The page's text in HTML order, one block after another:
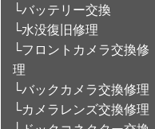
└バッテリー交換
└水没復旧修理
└フロントカメラ交換修
理
└バックカメラ交換修理
└カメラレンズ交換修理